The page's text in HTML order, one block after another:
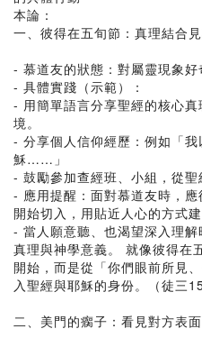
本論：
一、彼得在五旬節：真理結合
- 慕道友的狀態：對屬靈現象好
- 具體實踐（示範）：
- 用簡單語言分享聖經的核心
境。
- 分享個人信仰經歷：例如「
穌……」
- 鼓勵參加查經班、小組，從聖
- 應用提醒：面對慕道友時，
開始切入，用貼近人心的方式
- 當人願意聽、也渴望深入理
真理與神學意義。 就像彼得在
開始，而是從「你們眼前所見
入聖經與耶穌的身份。（徒三15
二、美門的瘸子：看見對方表